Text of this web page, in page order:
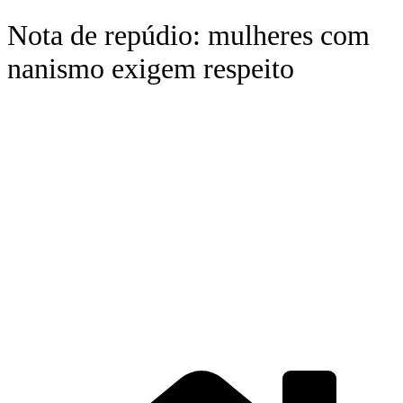
Ir
para
conteúdo
Nota de repúdio: mulheres com
nanismo exigem respeito